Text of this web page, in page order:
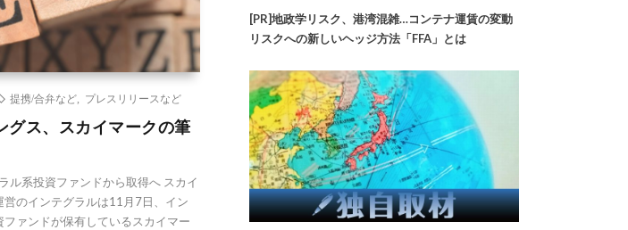
提携/合弁など プレスリリースなど
グス、スカイマークの筆
ル系投資ファンドから取得へ スカイ
営のインテグラルは11月7日、イン
ァンドが保有しているスカイマー
[PR]地政学リスク、港湾混雑…コンテナ運賃の変動
リスクへの新しいヘッジ方法「FFA」とは